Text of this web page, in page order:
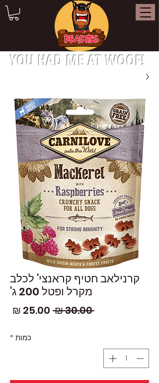
YOU HAD ME AT WOOF!
קרנילאב חטיף קראנצי' לכלב
מקרל ופטל 200 ג'
‏30.00 ‏₪
מחיר
כמות *